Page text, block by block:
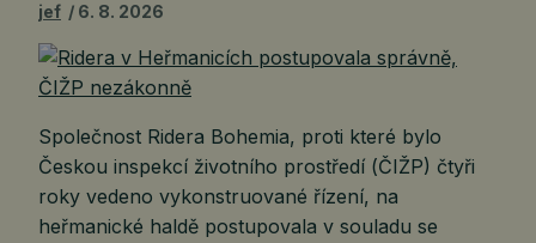
jef 6. 8. 2026
Společnost Ridera Bohemia, proti které bylo
Českou inspekcí životního prostředí (ČIŽP) čtyři
roky vedeno vykonstruované řízení, na
heřmanické haldě postupovala v souladu se